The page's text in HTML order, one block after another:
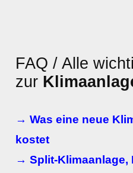
FAQ / Alle
zur
→ Was eine neue
kostet
→ Split-Klimaanlage,